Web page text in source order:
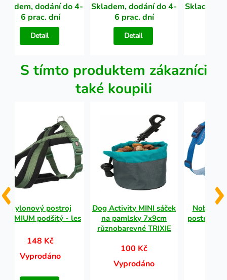
dodání do 4-
6 prac. dní
Detail
Skladem, dodání do 4-
6 prac. dní
Detail
Skladem,
S tímto produktem zákazníci
také koupili
Nylonový postroj
PREMIUM podšitý - les
148 Kč
Vyprodáno
Dog Activity MINI sáček
na pamlsky 7x9cm
různobarevné TRIXIE
100 Kč
Vyprodáno
Nobby
postroj